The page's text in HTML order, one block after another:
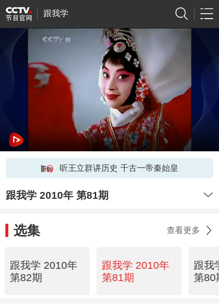
跟我学
听王立群讲历史 千古一帝秦始皇
跟我学 2010年 第81期
选集 查看更多
跟我学 2010年
第82期
跟我学 2010年
第81期
跟我
第80